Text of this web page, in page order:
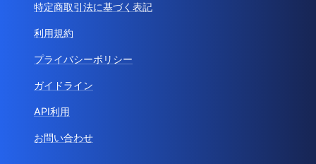
特定商取引法に基づく表記
利用規約
プライバシーポリシー
ガイドライン
API利用
お問い合わせ